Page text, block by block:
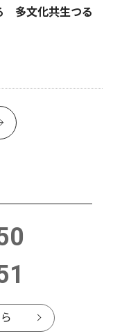
多文化共生つる